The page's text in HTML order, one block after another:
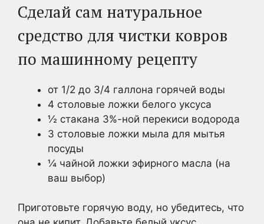
Сделай сам натуральное
средство для чистки ковров
по машинному рецепту
от 1/2 до 3/4 галлона горячей воды
4 столовые ложки белого уксуса
½ стакана 3%-ной перекиси водорода
3 столовые ложки мыла для мытья
посуды
¼ чайной ложки эфирного масла (на
ваш выбор)
Приготовьте горячую воду, но убедитесь, что